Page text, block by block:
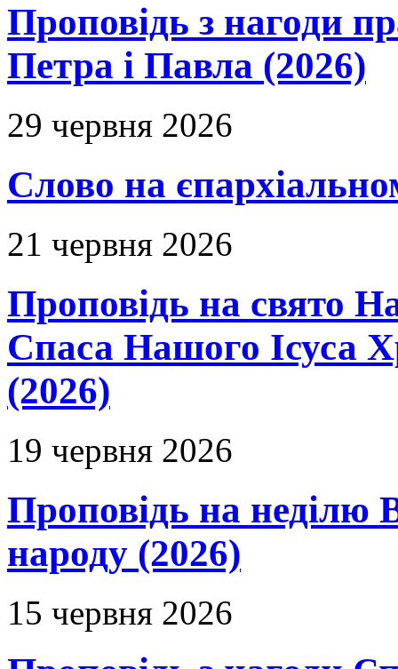
Проповідь з нагоди
Петра і Павла (2026)
29 червня 2026
Слово на
21 червня 2026
Проповідь на свято
Спаса Нашого Ісуса
(2026)
19 червня 2026
Проповідь на неділю
народу (2026)
15 червня 2026